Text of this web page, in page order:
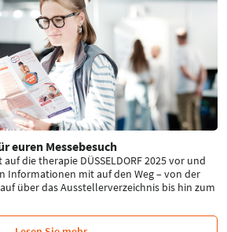
euren Messebesuch
die therapie DÜSSELDORF 2025 vor und
Informationen mit auf den Weg – von der
über das Ausstellerverzeichnis bis hin zum